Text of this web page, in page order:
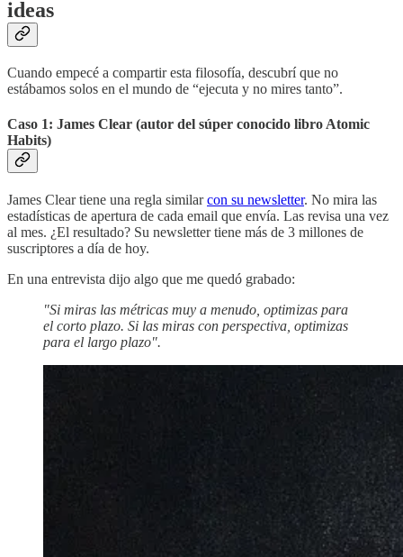
ideas
Cuando empecé a compartir esta filosofía, descubrí que no
estábamos solos en el mundo de “ejecuta y no mires tanto”.
Caso 1: James Clear (autor del súper conocido libro Atomic
Habits)
James Clear tiene una regla similarcon su newsletter. No mira las
estadísticas de apertura de cada email que envía. Las revisa una vez
al mes. ¿El resultado? Su newsletter tiene más de 3 millones de
suscriptores a día de hoy.
En una entrevista dijo algo que me quedó grabado:
"Si miras las métricas muy a menudo, optimizas para
el corto plazo. Si las miras con perspectiva, optimizas
para el largo plazo".